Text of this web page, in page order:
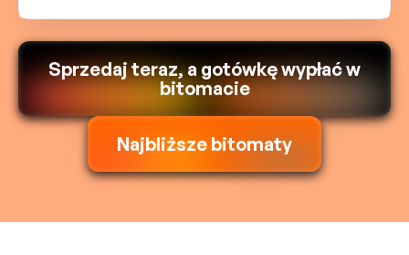
Sprzedaj teraz, a gotówkę wypłać w
bitomacie
Najbliższe bitomaty